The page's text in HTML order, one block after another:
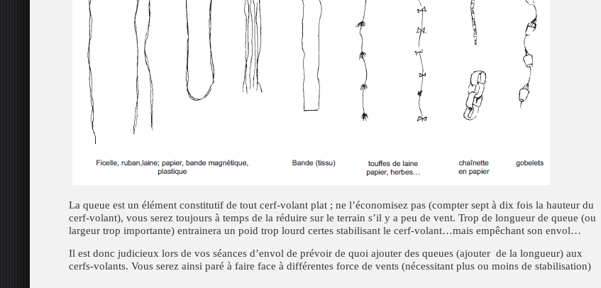
La queue est un élément constitutif de tout cerf-volant plat ; ne l’économisez pas (compter sept à dix fois la hauteur du
cerf-volant), vous serez toujours à temps de la réduire sur le terrain s’il y a peu de vent. Trop de longueur de queue (ou
largeur trop importante) entrainera un poid trop lourd certes stabilisant le cerf-volant…mais empêchant son envol…
Il est donc judicieux lors de vos séances d’envol de prévoir de quoi ajouter des queues (ajouter de la longueur) aux
cerfs-volants. Vous serez ainsi paré à faire face à différentes force de vents (nécessitant plus ou moins de stabilisation)